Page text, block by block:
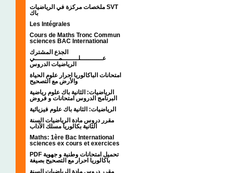
ملخصات مركزة في الرياضيات SVT
باك
Les Intégrales
Cours de Maths Tronc Commun
sciences BAC International
الجذع المشترك
عـــــــــــلــــــــمــــــــــــي
الرياضيات الدروس
امتحانات الباكالوريا احرار علوم الحياة
والأرض مع التصحيح
الرياضيات: الثانية باك علوم رياضية
البرنامج الدروس امتحانات و فروض
الرياضيات: الثانية باك علوم فيزيائية
مقرر دروس مادة الرياضيات السنة
الثانية بكالوريا مسلك الآداب
Maths: 1ère Bac International
sciences ex cours et exercices
PDF تحميل امتحانات وطنية و جهوية
باكالوريا احرار مع التصحيح بصيغة
مقرر دروس مادة الرياضيات السنة